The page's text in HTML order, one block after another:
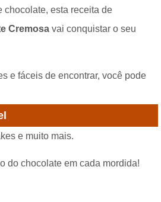
chocolate, esta receita de
Cremosa vai conquistar o seu
e fáceis de encontrar, você pode
e muito mais.
do chocolate em cada mordida!